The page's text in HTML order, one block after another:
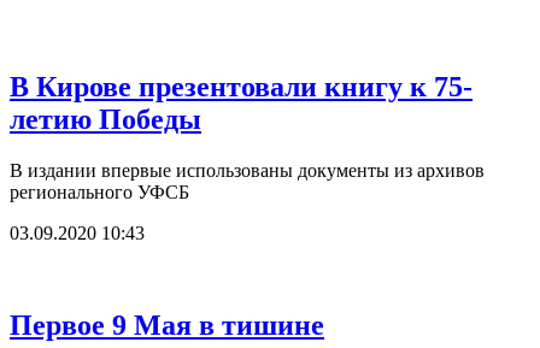
В Кирове презентовали книгу к 75-
летию Победы
В издании впервые использованы документы из архивов
регионального УФСБ
03.09.2020 10:43
Первое 9 Мая в тишине